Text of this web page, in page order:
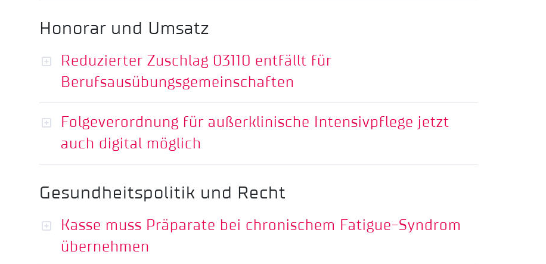
Honorar und Umsatz
Reduzierter Zuschlag 03110 entfällt für
Berufsausübungsgemeinschaften
Folgeverordnung für außerklinische Intensivpflege jetzt
auch digital möglich
Gesundheitspolitik und Recht
Kasse muss Präparate bei chronischem Fatigue-Syndrom
übernehmen